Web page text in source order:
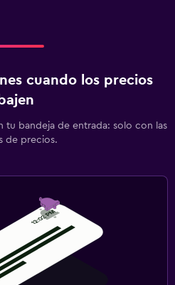
cuando los precios
bajen
tu bandeja de entrada: solo con las
de precios.